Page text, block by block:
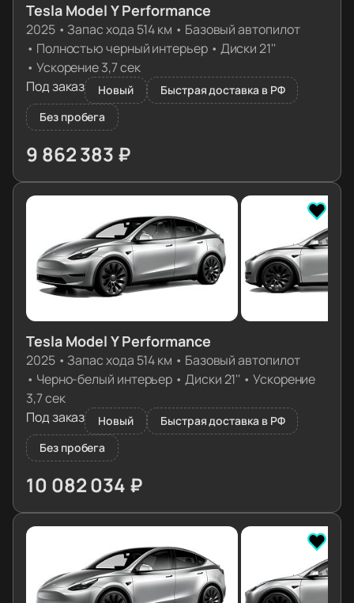
Tesla Model Y Performance
2025• Запас хода 514 км • Базовый автопилот
• Полностью черный интерьер• Диски 21''
• Ускорение 3,7 сек
Под заказ
Новый
Быстрая доставка в РФ
Без пробега
9 862 383 ₽
≈ 98 107€
Tesla Model Y Performance
2025• Запас хода 514 км • Базовый автопилот
• Черно-белый интерьер •Диски 21'' • Ускорение
3,7 сек
Под заказ
Новый
Быстрая доставка в РФ
Без пробега
10 082 034 ₽
≈ 100 292€